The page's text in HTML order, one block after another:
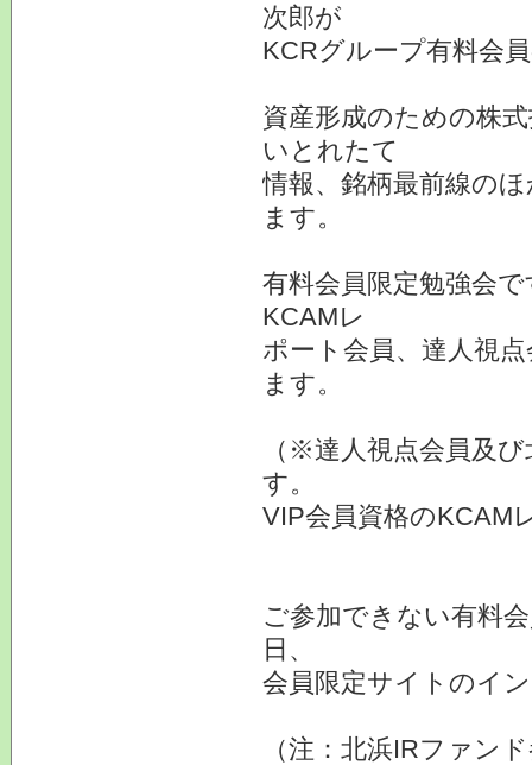
次郎が
KCRグループ有料会
資産形成のための株
いとれたて
情報、銘柄最前線の
ます。
有料会員限定勉強会
KCAMレ
ポート会員、達人視
ます。
（※達人視点会員及
す。
VIP会員資格のKCAM
ご参加できない有料
日、
会員限定サイトのイ
（注：北浜IRファン